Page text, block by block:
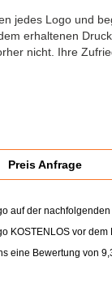
jedes Logo und
erhaltenen
nicht. Ihre
Preis Anfrage
auf der
KOSTENLOS vor dem
eine Bewertung von